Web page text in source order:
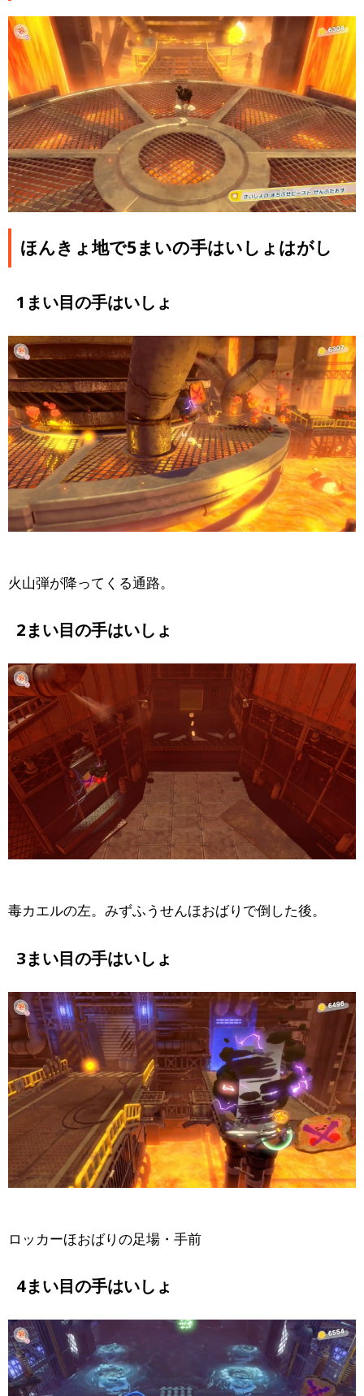
ほんきょ地で5まいの手はいしょはがし
1まい目の手はいしょ
火山弾が降ってくる通路。
2まい目の手はいしょ
毒カエルの左。みずふうせんほおばりで倒した後。
3まい目の手はいしょ
ロッカーほおばりの足場・手前
4まい目の手はいしょ